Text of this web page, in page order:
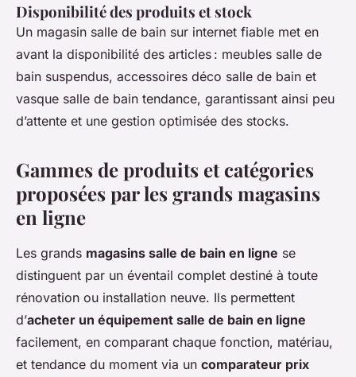
Disponibilité des produits et stock
Un magasin salle de bain sur internet fiable met en
avant la disponibilité des articles : meubles salle de
bain suspendus, accessoires déco salle de bain et
vasque salle de bain tendance, garantissant ainsi peu
d’attente et une gestion optimisée des stocks.
Gammes de produits et catégories
proposées par les grands magasins
en ligne
Les grands magasins salle de bain en ligne se
distinguent par un éventail complet destiné à toute
rénovation ou installation neuve. Ils permettent
d’acheter un équipement salle de bain en ligne
facilement, en comparant chaque fonction, matériau,
et tendance du moment via un comparateur prix